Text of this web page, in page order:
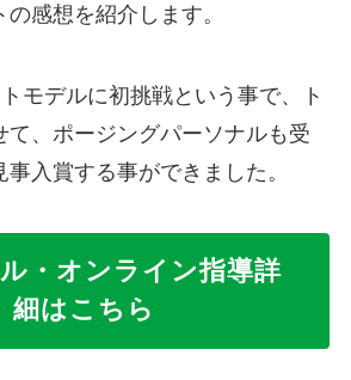
感想を紹介します。
モデルに初挑戦という事で、ト
て、ポージングパーソナルも受
入賞する事ができました。
・オンライン指導詳
細はこちら